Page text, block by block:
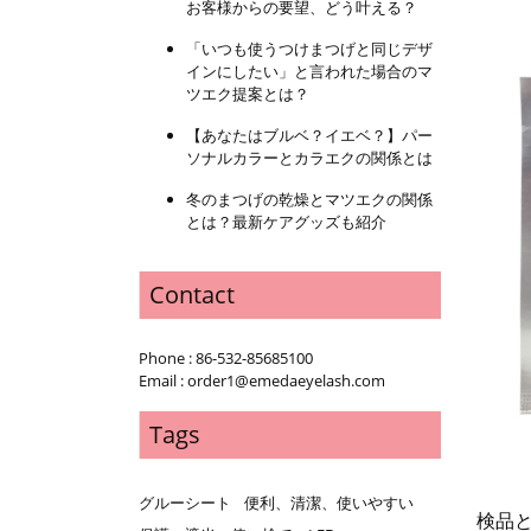
検品
お客様からの要望、どう叶える？
「いつも使うつけまつげと同じデザ
インにしたい」と言われた場合のマ
ツエク提案とは？
【あなたはブルベ？イエベ？】パー
ソナルカラーとカラエクの関係とは
冬のまつげの乾燥とマツエクの関係
とは？最新ケアグッズも紹介
Contact
Phone : 86-532-85685100
Email : order1@emedaeyelash.com
Tags
グルーシート
便利、清潔、使いやすい